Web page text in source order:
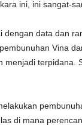
ini, ini sangat-
data dan
Vina
terpidana.
di mana